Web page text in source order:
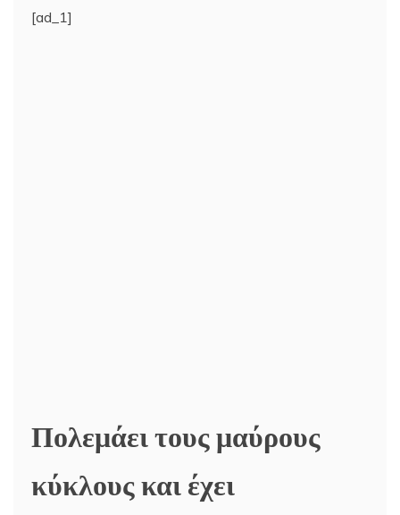
[ad_1]
Πολεμάει τους μαύρους
κύκλους και έχει